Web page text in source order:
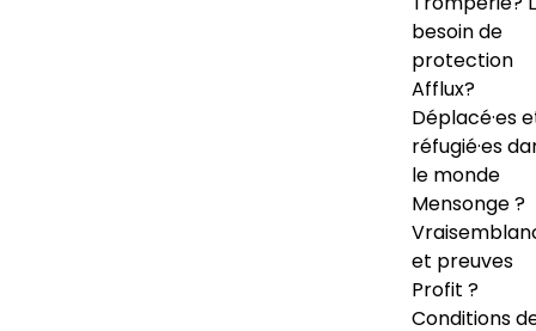
besoin de
protection
Afflux?
Déplacé·es
réfugié·es
le monde
Mensonge ?
et preuves
Profit ?
Conditions